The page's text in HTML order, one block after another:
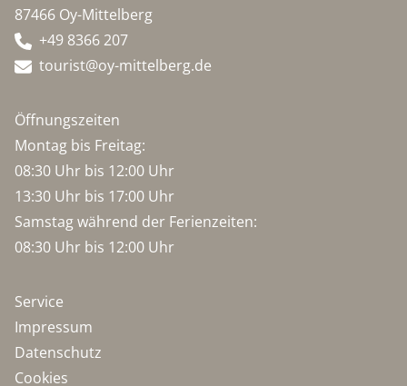
87466 Oy-Mittelberg
+49 8366 207
tourist@oy-mittelberg.de
Öffnungszeiten
Montag bis Freitag:
08:30 Uhr bis 12:00 Uhr
13:30 Uhr bis 17:00 Uhr
Samstag während der Ferienzeiten:
08:30 Uhr bis 12:00 Uhr
Service
Impressum
Datenschutz
Cookies